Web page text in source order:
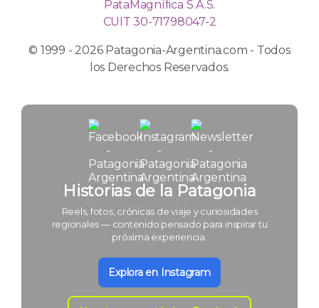
PataMagnífica S.A.S.
CUIT 30-71798047-2
© 1999 - 2026 Patagonia-Argentina.com - Todos
los Derechos Reservados.
Historias de la Patagonia
Reels, fotos, crónicas de viaje y curiosidades
regionales — contenido pensado para inspirar tu
próxima experiencia.
Explora en Instagram